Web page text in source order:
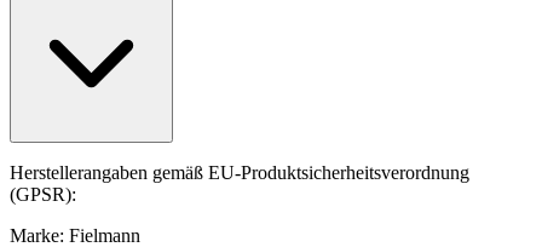
Herstellerangaben gemäß EU-Produktsicherheitsverordnung
(GPSR):
Marke: Fielmann